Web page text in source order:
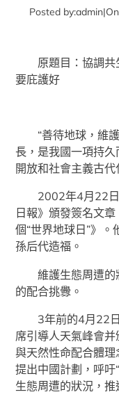
Posted by:admin|
原題目：協調共
要庇護好
“善待地球，維
長，是我國一項持
開放和社會主義古
2002年4月22
日報》頒發簽名文
個“世界地球日”》
孫后代造福。
維護生態周遭
的配合挑釁。
3年前的4月22
席引導人天氣峰會
與天然性命配合體
提出中國計劃，呼
生態周遭的狀況，推